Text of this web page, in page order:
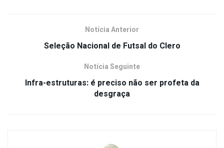
Notícia Anterior
Seleção Nacional de Futsal do Clero
Notícia Seguinte
Infra-estruturas: é preciso não ser profeta da
desgraça